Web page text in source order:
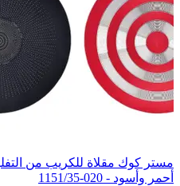
أحمر وأسود - 020-1151/35